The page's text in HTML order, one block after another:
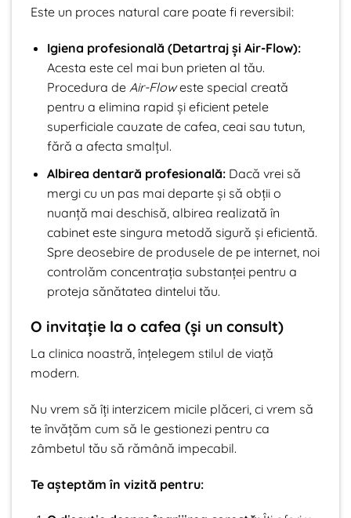
Este un proces natural care poate fi reversibil:
Igiena profesională (Detartraj și Air-Flow):
Acesta este cel mai bun prieten al tău.
Procedura de Air-Floweste special creată
pentru a elimina rapid și eficient petele
superficiale cauzate de cafea, ceai sau tutun,
fără a afecta smalțul.
Albirea dentară profesională:Dacă vrei să
mergi cu un pas mai departe și să obții o
nuanță mai deschisă, albirea realizată în
cabinet este singura metodă sigură și eficientă.
Spre deosebire de produsele de pe internet, noi
controlăm concentrația substanței pentru a
proteja sănătatea dintelui tău.
O invitație la o cafea (și un consult)
La clinica noastră, înțelegem stilul de viață
modern.
Nu vrem să îți interzicem micile plăceri, ci vrem să
te învățăm cum să le gestionezi pentru ca
zâmbetul tău să rămână impecabil.
Te așteptăm în vizită pentru: